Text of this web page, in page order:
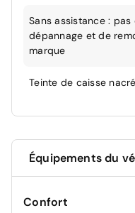
Sans assistance :
dépannage et de
marque
Teinte de caisse
Équipements du
Confort